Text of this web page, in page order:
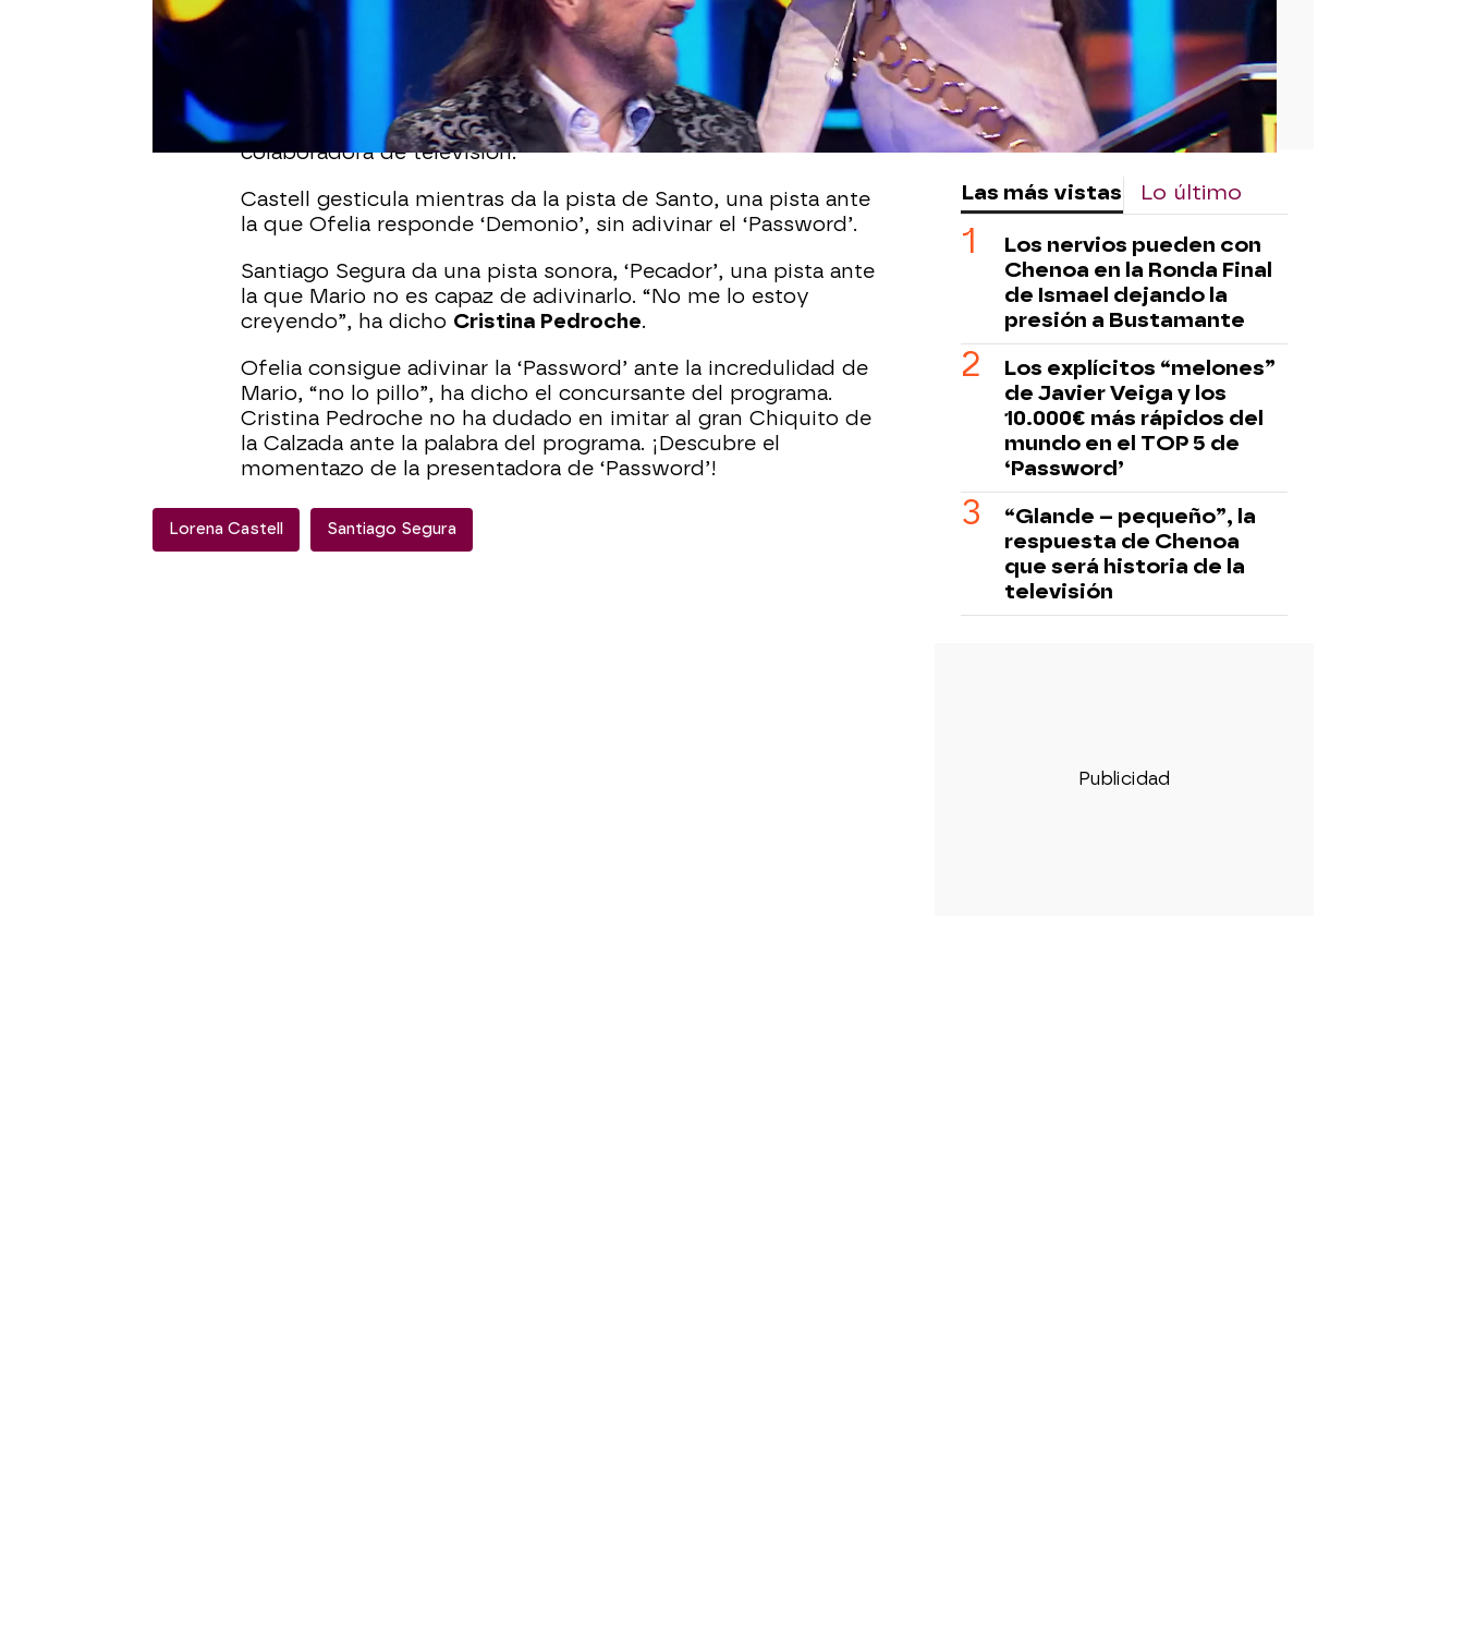
Segura , que decide pasar y ceder el ‘Password’ aLorena
La invitada tiene en su mano que Ofelia gane la ronda si le da
una buena pista, una situación que hace dudar a Lorena
Castell, “no sé si la pista es buena”, ha confesado la
colaboradora de televisión.
Castell gesticula mientras da la pista de Santo, una pista ante
la que Ofelia responde ‘Demonio’, sin adivinar el ‘Password’.
Santiago Segura da una pista sonora, ‘Pecador’, una pista ante
la que Mario no es capaz de adivinarlo. “No me lo estoy
creyendo”, ha dicho Cristina Pedroche.
Ofelia consigue adivinar la ‘Password’ ante la incredulidad de
Mario, “no lo pillo”, ha dicho el concursante del programa.
Cristina Pedroche no ha dudado en imitar al gran Chiquito de
la Calzada ante la palabra del programa. ¡Descubre el
momentazo de la presentadora de ‘Password’!
Lorena Castell Santiago Segura
Las más vistas Lo último
Los nervios pueden con
Chenoa en la Ronda Final
de Ismael dejando la
presión a Bustamante
Los explícitos “melones”
de Javier Veiga y los
10.000€ más rápidos del
mundo en el TOP 5 de
‘Password’
“Glande – pequeño”, la
respuesta de Chenoa
que será historia de la
televisión